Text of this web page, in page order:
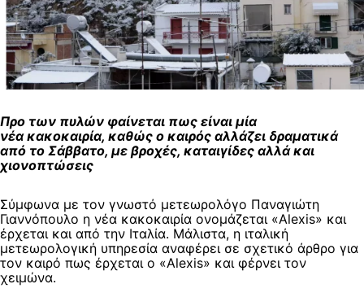
Προ των πυλών φαίνεται πως είναι μία
νέα κακοκαιρία, καθώς ο καιρός αλλάζει δραματικά
από το Σάββατο, με βροχές, καταιγίδες αλλά και
χιονοπτώσεις
Σύμφωνα με τον γνωστό μετεωρολόγο Παναγιώτη
Γιαννόπουλο η νέα κακοκαιρία ονομάζεται «Alexis» και
έρχεται και από την Ιταλία. Μάλιστα, η ιταλική
μετεωρολογική υπηρεσία αναφέρει σε σχετικό άρθρο για
τον καιρό πως έρχεται ο «Alexis» και φέρνει τον
χειμώνα.